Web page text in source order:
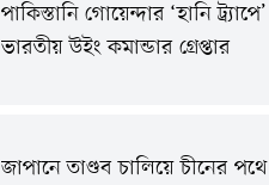
পাকিস্তানি গোয়েন্দার ‘হানি ট্র্যাপে’
ভারতীয় উইং কমান্ডার গ্রেপ্তার
জাপানে তাণ্ডব চালিয়ে চীনের পথে